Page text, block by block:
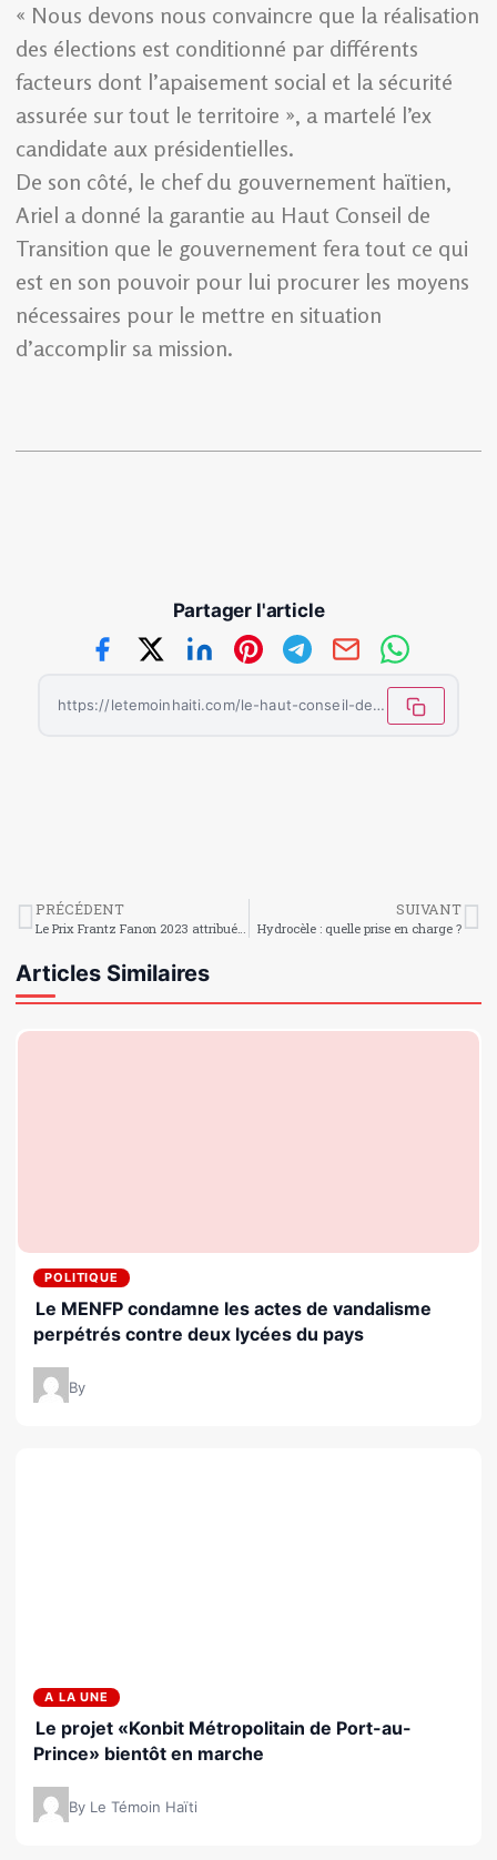
« Nous devons nous convaincre que la réalisation
des élections est conditionné par différents
facteurs dont l’apaisement social et la sécurité
assurée sur tout le territoire », a martelé l’ex
candidate aux présidentielles.
De son côté, le chef du gouvernement haïtien,
Ariel a donné la garantie au Haut Conseil de
Transition que le gouvernement fera tout ce qui
est en son pouvoir pour lui procurer les moyens
nécessaires pour le mettre en situation
d’accomplir sa mission.
Partager l'article
https://letemoinhaiti.com/le-haut-conseil-de-transition-officiellement-installe/
PRÉCÉDENT
Le Prix Frantz Fanon 2023 attribué au sociologue haïtien Jean Casimir
SUIVANT
Hydrocèle : quelle prise en charge ?
Articles Similaires
POLITIQUE
Le MENFP condamne les actes de vandalisme
perpétrés contre deux lycées du pays
By
A LA UNE
Le projet «Konbit Métropolitain de Port-au-
Prince» bientôt en marche
By Le Témoin Haïti